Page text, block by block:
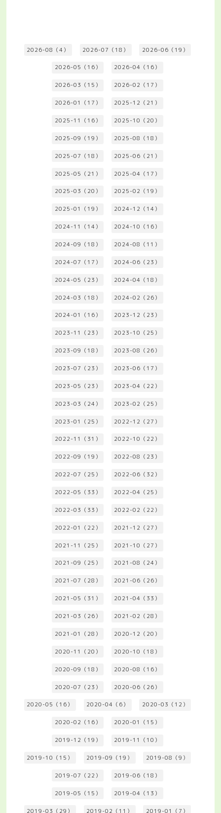
2026-08（4） 2026-07（18） 2026-06（19）
2026-05（16） 2026-04（16）
2026-03（15） 2026-02（17）
2026-01（17） 2025-12（21）
2025-11（16） 2025-10（20）
2025-09（19） 2025-08（18）
2025-07（18） 2025-06（21）
2025-05（21） 2025-04（17）
2025-03（20） 2025-02（19）
2025-01（19） 2024-12（14）
2024-11（14） 2024-10（16）
2024-09（18） 2024-08（11）
2024-07（17） 2024-06（23）
2024-05（23） 2024-04（18）
2024-03（18） 2024-02（26）
2024-01（16） 2023-12（23）
2023-11（23） 2023-10（25）
2023-09（18） 2023-08（26）
2023-07（23） 2023-06（17）
2023-05（23） 2023-04（22）
2023-03（24） 2023-02（25）
2023-01（25） 2022-12（27）
2022-11（31） 2022-10（22）
2022-09（19） 2022-08（23）
2022-07（25） 2022-06（32）
2022-05（33） 2022-04（25）
2022-03（33） 2022-02（22）
2022-01（22） 2021-12（27）
2021-11（25） 2021-10（27）
2021-09（25） 2021-08（24）
2021-07（28） 2021-06（26）
2021-05（31） 2021-04（33）
2021-03（26） 2021-02（28）
2021-01（28） 2020-12（20）
2020-11（20） 2020-10（18）
2020-09（18） 2020-08（16）
2020-07（23） 2020-06（26）
2020-05（16） 2020-04（6） 2020-03（12）
2020-02（16） 2020-01（15）
2019-12（19） 2019-11（10）
2019-10（15） 2019-09（19） 2019-08（9）
2019-07（22） 2019-06（18）
2019-05（15） 2019-04（13）
2019-03（29） 2019-02（11） 2019-01（7）